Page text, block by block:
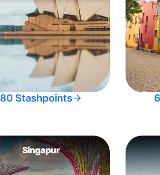
80 Stashpoints
Singapur